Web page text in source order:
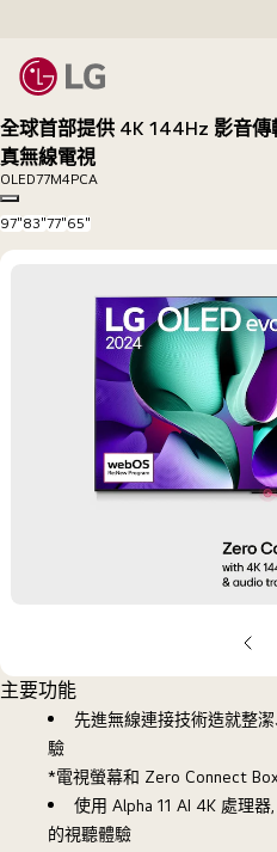
全球首部提供 4K 144Hz 影音傳
真無線電視
OLED77M4PCA
Copy model name
97"83"77"65"
上
一
張
投
主要功能
先進無線連接技術造就整
驗
*電視螢幕和 Zero Connect
使用 Alpha 11 AI 4K 處理
的視聽體驗